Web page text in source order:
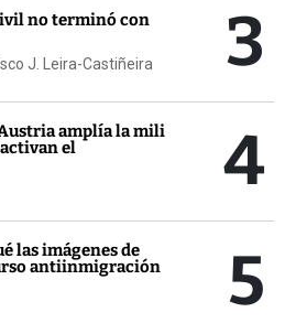
no terminó con
J. Leira-Castiñeira 3
amplía la mili
el
4
las imágenes de
antiinmigración
5